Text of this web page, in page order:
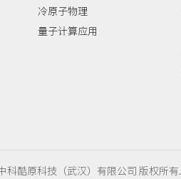
冷原子物理
量子计算应用
酷原科技（武汉）有限公司 版权所有.